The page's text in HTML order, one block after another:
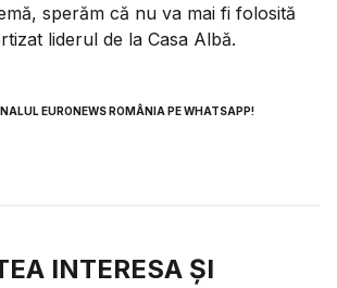
sperăm că nu va mai fi folosită
liderul de la Casa Albă.
EURONEWS ROMÂNIA PE WHATSAPP!
INTERESA ȘI